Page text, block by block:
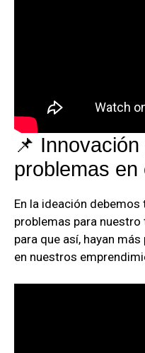
📌
problemas en
En la ideación
problemas para
para que así, hayan
en nuestros